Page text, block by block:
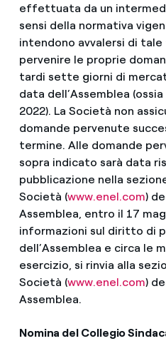
effettuata da un
sensi della normativa
intendono avvalersi di
pervenire le proprie
tardi sette giorni di
data dell’Assemblea
2022). La Società non
domande pervenute
termine. Alle domande
sopra indicato sarà data
pubblicazione nella
Società (www.enel.com)
Assemblea, entro il 17
informazioni sul diritto di
dell’Assemblea e circa le
esercizio, si rinvia alla
Società (www.enel.com)
Assemblea.
Nomina del Collegio